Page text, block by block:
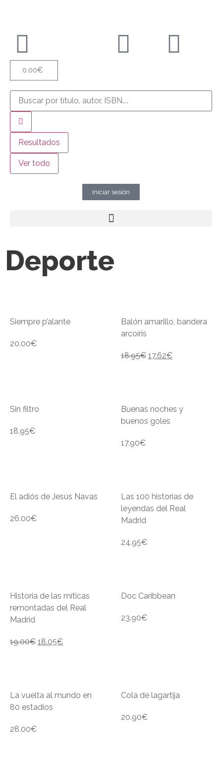
0.00€
Resultados
Ver todo
Iniciar sesión
Deporte
Siempre p’alante
20.00€
Balón amarillo, bandera
arcoíris
18.95€ 17.62€
Sin filtro
18.95€
Buenas noches y
buenos goles
17.90€
El adiós de Jesús Navas
26.00€
Las 100 historias de
leyendas del Real
Madrid
24.95€
Historia de las míticas
remontadas del Real
Madrid
19.00€ 18.05€
Doc Caribbean
23.90€
La vuelta al mundo en
80 estadios
28.00€
Cola de lagartija
20.90€